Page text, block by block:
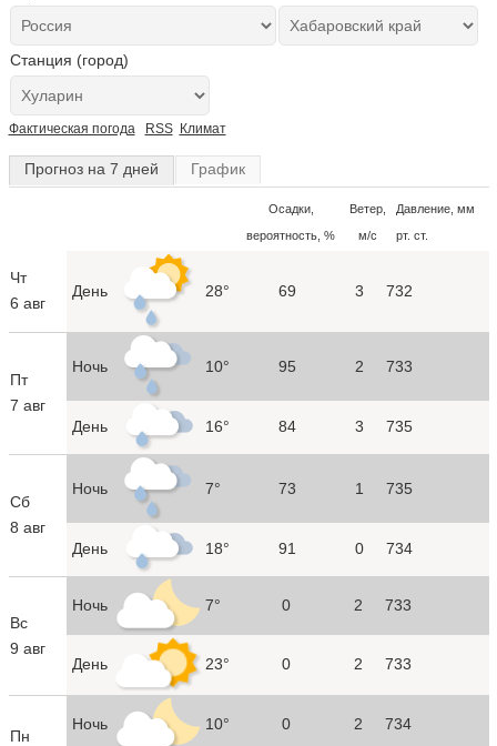
Станция (город)
Фактическая погода RSS Климат
Прогноз на 7 дней График
Осадки,
вероятность, %
Ветер,
м/с
Давление, мм
рт. ст.
Чт
6 авг
День 28° 69 3 732
Пт
7 авг
Ночь 10° 95 2 733
День 16° 84 3 735
Сб
8 авг
Ночь 7° 73 1 735
День 18° 91 0 734
Вс
9 авг
Ночь 7° 0 2 733
День 23° 0 2 733
Пн
Ночь 10° 0 2 734